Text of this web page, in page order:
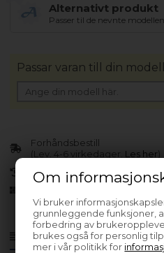
Om
Vi bruker
grunnleggende funksjoner,
forbedring av
brukes også for personlig
mer i vår politikk for
Alternativt produkt
Passer til de nevnte
Produktinfo
Forhåndsbestill
(Lev. 4-6 virkedager. Les her)
30 dagers returrett
Passar varan till din